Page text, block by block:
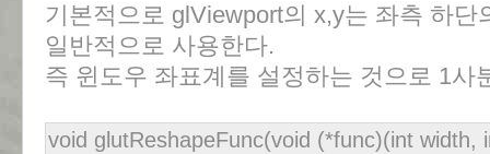
기본적으로 glViewport의 x,y는 좌측 하단
일반적으로 사용한다.
즉 윈도우 좌표계를 설정하는 것으로 1사
void glutReshapeFunc(void (*func)(int width,